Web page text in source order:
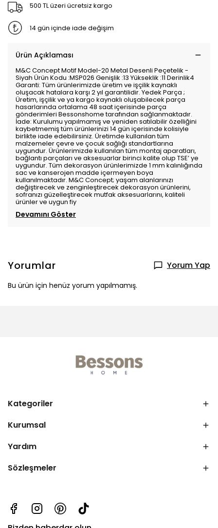
500 TL üzeri ücretsiz kargo
14 gün içinde iade değişim
Ürün Açıklaması
M&C Concept Motif Model-20 Metal Desenli Peçetelik -
Siyah Ürün Kodu :MSP026 Genişlik :13 Yükseklik :11 Derinlik4
Garanti: Tüm ürünlerimizde üretim ve işçilik kaynaklı
oluşacak hatalara karşı 2 yıl garantilidir. Yedek Parça ;
Üretim, işçilik ve ya kargo kaynaklı oluşabilecek parça
hasarlarında ortalama 48 saat içerisinde parça
gönderimleri Bessonshome tarafından sağlanmaktadır.
İade: Kurulumu yapılmamış ve yeniden satılabilir özelliğini
kaybetmemiş tüm ürünlerinizi 14 gün içerisinde kolisiyle
birlikte iade edebilirsiniz. Üretimde kullanılan tüm
malzemeler çevre ve çocuk sağlığı standartlarına
uygundur. Ürünlerimizde kullanılan tüm montaj aparatları,
bağlantı parçaları ve aksesuarlar birinci kalite olup TSE’ ye
uygundur. Tüm dekorasyon ürünlerimizde 1 mm kalınlığında
sac ve kanserojen madde içermeyen boya
kullanılmaktadır. M&C Concept; yaşam alanlarınızı
değiştirecek ve zenginleştirecek dekorasyon ürünlerini,
sofranızı güzelleştirecek mutfak aksesuarlarını, kaliteli
ürünler ve uygun fiy
Devamını Göster
Yorumlar Yorum Yap
Bu ürün için henüz yorum yapılmamış.
Kategoriler
Kurumsal
Yardım
Sözleşmeler